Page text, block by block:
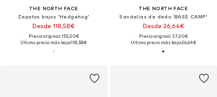
THE NORTH FACE
Zapatos bajos 'Hedgehog'
Desde 118,58€
Precio original: 155,00€
Último precio más bajo:118,58€
THE NORTH FACE
Sandalias de dedo 'BASE CAMP'
Desde 26,64€
Precio original: 37,00€
Último precio más bajo:26,64€